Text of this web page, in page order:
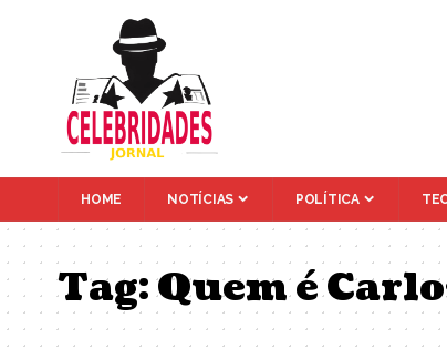
HOME NOTÍCIAS POLÍTICA
Tag:Quem é